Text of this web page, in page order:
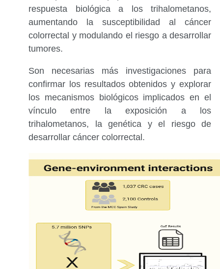
respuesta biológica a los trihalometanos,
aumentando la susceptibilidad al cáncer
colorrectal y modulando el riesgo a desarrollar
tumores.
Son necesarias más investigaciones para
confirmar los resultados obtenidos y explorar
los mecanismos biológicos implicados en el
vínculo entre la exposición a los
trihalometanos, la genética y el riesgo de
desarrollar cáncer colorrectal.